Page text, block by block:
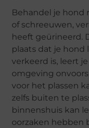
Behandel je hond
of schreeuwen,
heeft geürineerd.
plaats dat je hond
verkeerd is, leert
omgeving
voor het plassen
zelfs buiten te
binnenshuis kan
oorzaken hebben